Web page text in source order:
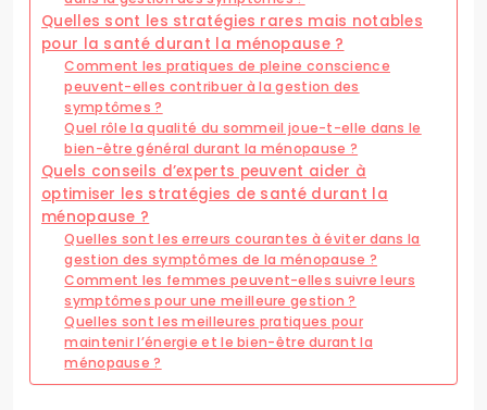
Quelles sont les stratégies rares mais notables
pour la santé durant la ménopause ?
Comment les pratiques de pleine conscience
peuvent-elles contribuer à la gestion des
symptômes ?
Quel rôle la qualité du sommeil joue-t-elle dans le
bien-être général durant la ménopause ?
Quels conseils d’experts peuvent aider à
optimiser les stratégies de santé durant la
ménopause ?
Quelles sont les erreurs courantes à éviter dans la
gestion des symptômes de la ménopause ?
Comment les femmes peuvent-elles suivre leurs
symptômes pour une meilleure gestion ?
Quelles sont les meilleures pratiques pour
maintenir l’énergie et le bien-être durant la
ménopause ?